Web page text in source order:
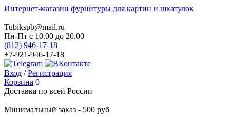
Интернет-магазин фурнитуры для картин и шкатулок
Tubikspb@mail.ru
Пн-Пт с 10.00 до 20.00
(812) 946-17-18
+7-921-946-17-18
Вход /Регистрация
Корзина 0
Доставка по всей России
|
Минимальный закaз - 500 руб